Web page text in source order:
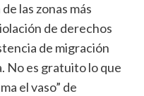
las zonas más
de derechos
de migración
No es gratuito lo que
el vaso” de